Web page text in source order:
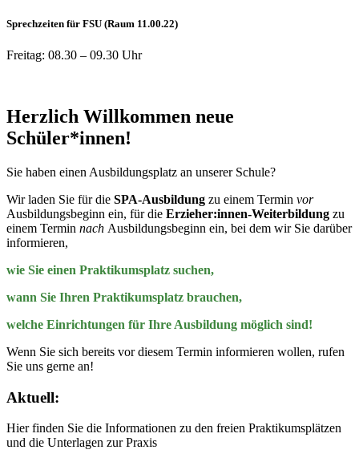
Sprechzeiten für FSU (Raum 11.00.22)
Freitag: 08.30 – 09.30 Uhr
Herzlich Willkommen neue
Schüler*innen!
Sie haben einen Ausbildungsplatz an unserer Schule?
Wir laden Sie für die SPA-Ausbildung zu einem Termin vor
Ausbildungsbeginn ein, für die Erzieher:innen-Weiterbildung zu
einem Termin nach Ausbildungsbeginn ein, bei dem wir Sie darüber
informieren,
wie Sie einen Praktikumsplatz suchen,
wann Sie Ihren Praktikumsplatz brauchen,
welche Einrichtungen für Ihre Ausbildung möglich sind!
Wenn Sie sich bereits vor diesem Termin informieren wollen, rufen
Sie uns gerne an!
Aktuell:
Hier finden Sie die Informationen zu den freien Praktikumsplätzen
und die Unterlagen zur Praxis